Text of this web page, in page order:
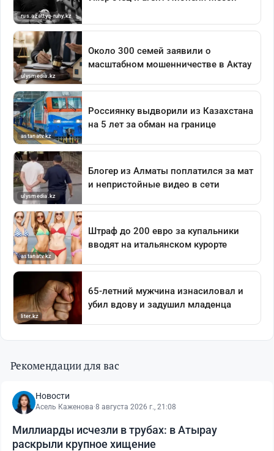
Рекомендации для вас
Новости
Асель Каженова·8 августа 2026 г., 21:08
Миллиарды исчезли в трубах: в Атырау
раскрыли крупное хищение